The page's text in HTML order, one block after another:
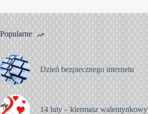
Popularne
Dzień bezpiecznego internetu
14 luty – kiermasz walentynkowy